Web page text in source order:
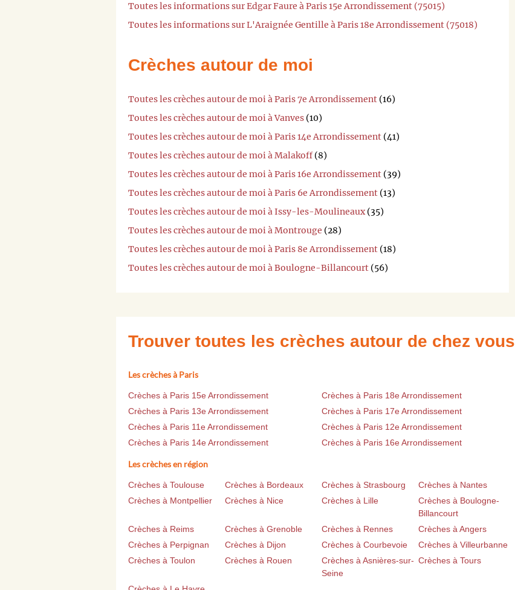
Toutes les informations sur Edgar Faure à Paris 15e Arrondissement (75015)
Toutes les informations sur L'Araignée Gentille à Paris 18e Arrondissement (75018)
Crèches autour de moi
Toutes les crèches autour de moi à Paris 7e Arrondissement (16)
Toutes les crèches autour de moi à Vanves (10)
Toutes les crèches autour de moi à Paris 14e Arrondissement (41)
Toutes les crèches autour de moi à Malakoff(8)
Toutes les crèches autour de moi à Paris 16e Arrondissement (39)
Toutes les crèches autour de moi à Paris 6e Arrondissement (13)
Toutes les crèches autour de moi à Issy-les-Moulineaux(35)
Toutes les crèches autour de moi à Montrouge (28)
Toutes les crèches autour de moi à Paris 8e Arrondissement (18)
Toutes les crèches autour de moi à Boulogne-Billancourt (56)
Trouver toutes les crèches autour de chez vous
Les crèches à Paris
Crèches à Paris 15e Arrondissement
Crèches à Paris 18e Arrondissement
Crèches à Paris 13e Arrondissement
Crèches à Paris 17e Arrondissement
Crèches à Paris 11e Arrondissement
Crèches à Paris 12e Arrondissement
Crèches à Paris 14e Arrondissement
Crèches à Paris 16e Arrondissement
Les crèches en région
Crèches à Toulouse Crèches à Bordeaux Crèches à Strasbourg
Crèches à Nantes
Crèches à Montpellier
Crèches à Nice Crèches à Lille
Crèches à Boulogne-
Billancourt
Crèches à Reims
Crèches à Grenoble Crèches à Rennes
Crèches à Angers
Crèches à Perpignan
Crèches à Dijon Crèches à Courbevoie
Crèches à Villeurbanne
Crèches à Toulon
Crèches à Rouen
Crèches à Asnières-sur-
Seine
Crèches à Tours